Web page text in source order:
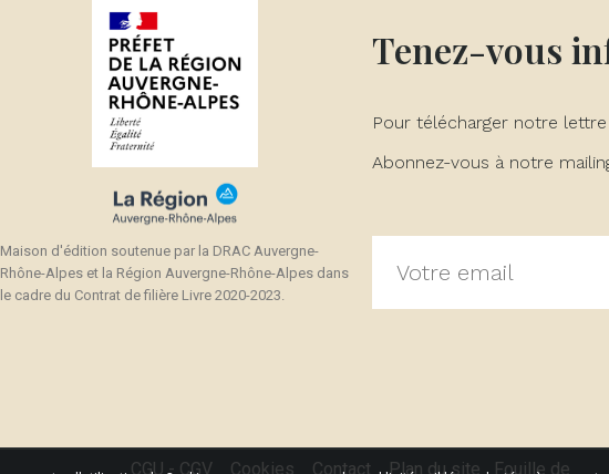
Maison d'édition soutenue par la DRAC Auvergne-
Rhône-Alpes et la Région Auvergne-Rhône-Alpes dans
le cadre du Contrat de filière Livre 2020-2023.
Tenez-vous
Pour télécharger notre
Abonnez-vous à notre
CGU - CGV Cookies Contact Plan du site Fouille de